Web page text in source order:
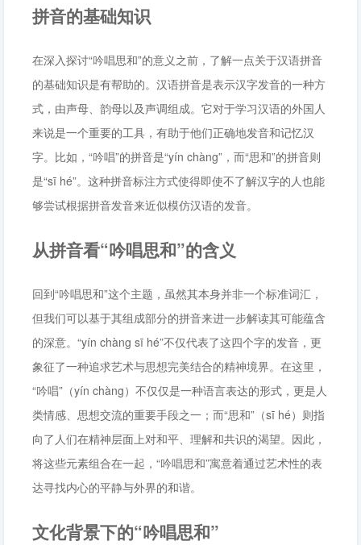
拼音的基础知识
在深入探讨“吟唱思和”的意义之前，了解一点关于汉语拼音
的基础知识是有帮助的。汉语拼音是表示汉字发音的一种方
式，由声母、韵母以及声调组成。它对于学习汉语的外国人
来说是一个重要的工具，有助于他们正确地发音和记忆汉
字。比如，“吟唱”的拼音是“yín chàng”，而“思和”的拼音则
是“sī hé”。这种拼音标注方式使得即使不了解汉字的人也能
够尝试根据拼音发音来近似模仿汉语的发音。
从拼音看“吟唱思和”的含义
回到“吟唱思和”这个主题，虽然其本身并非一个标准词汇，
但我们可以基于其组成部分的拼音来进一步解读其可能蕴含
的深意。“yín chàng sī hé”不仅代表了这四个字的发音，更
象征了一种追求艺术与思想完美结合的精神境界。在这里，
“吟唱”（yín chàng）不仅仅是一种语言表达的形式，更是人
类情感、思想交流的重要手段之一；而“思和”（sī hé）则指
向了人们在精神层面上对和平、理解和共识的渴望。因此，
将这些元素组合在一起，“吟唱思和”寓意着通过艺术性的表
达寻找内心的平静与外界的和谐。
文化背景下的“吟唱思和”